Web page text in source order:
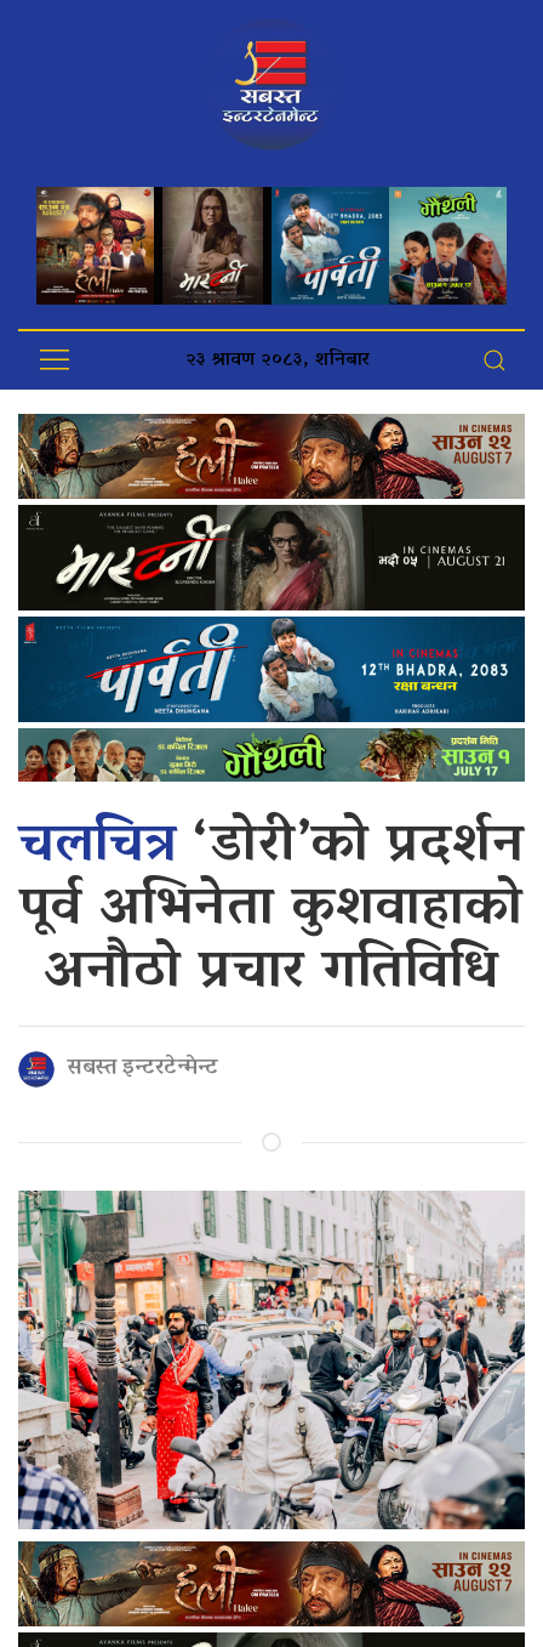
२३ श्रावण २०८३, शनिबार
चलचित्र‘डोरी’को प्रदर्शन
पूर्व अभिनेता कुशवाहाको
अनौठो प्रचार गतिविधि
सबस्त इन्टरटेन्मेन्ट